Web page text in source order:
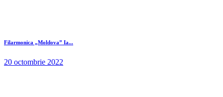
Filarmonica „Moldova” Ia...
20 octombrie 2022